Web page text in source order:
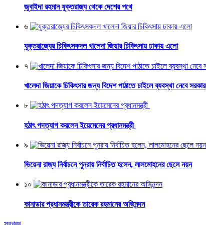
জুবাইদা রহমান যুক্তরাজ্য থেকে দেশের পথে
৬
যুক্তরাজ্যের চিকিৎসকদল খালেদা জিয়ার চিকিৎসায় ঢাকায় এলো
৭
খালেদা জিয়াকে চিকিৎসার জন্য বিদেশ পাঠাতে চাইলে ব্যবস্থা নেবে সরকার
৮
হঠাৎ পদত্যাগ করলেন ইয়েমেনের প্রধানমন্ত্রী
৯
ভিয়েনা রাজ্য নির্বাচনে পুনরায় নির্বাচিত হলেন, লালমোহনের ছেলে নয়ন
১০
কানাডার প্রধানমন্ত্রীকে তারেক রহমানের অভিনন্দন